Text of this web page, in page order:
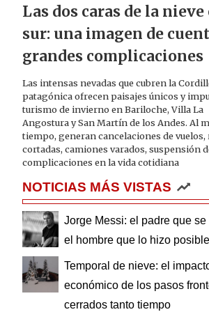
Las dos caras de la nieve
sur: una imagen de
grandes complicaciones
Las intensas nevadas que cubren la
patagónica ofrecen paisajes únicos y
turismo de invierno en Bariloche, Villa La
Angostura y San Martín de los Andes. Al
tiempo, generan cancelaciones de vuelos,
cortadas, camiones varados, suspensión
complicaciones en la vida cotidiana
NOTICIAS MÁS VISTAS
Jorge Messi: el padre que se
el hombre que lo hizo posible
Temporal de nieve: el
económico de los pasos
cerrados tanto tiempo